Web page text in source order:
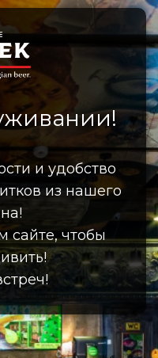
и удобство
из нашего
чтобы